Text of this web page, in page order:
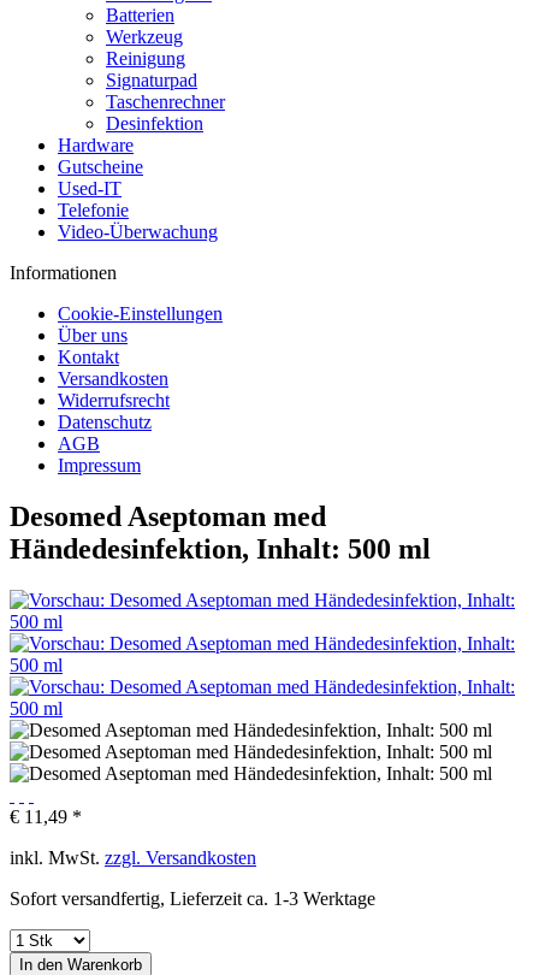
Batterien
Werkzeug
Reinigung
Signaturpad
Taschenrechner
Desinfektion
Hardware
Gutscheine
Used-IT
Telefonie
Video-Überwachung
Informationen
Cookie-Einstellungen
Über uns
Kontakt
Versandkosten
Widerrufsrecht
Datenschutz
AGB
Impressum
Desomed Aseptoman med
Händedesinfektion, Inhalt: 500 ml
€ 11,49 *
inkl. MwSt. zzgl. Versandkosten
Sofort versandfertig, Lieferzeit ca. 1-3 Werktage
In den Warenkorb